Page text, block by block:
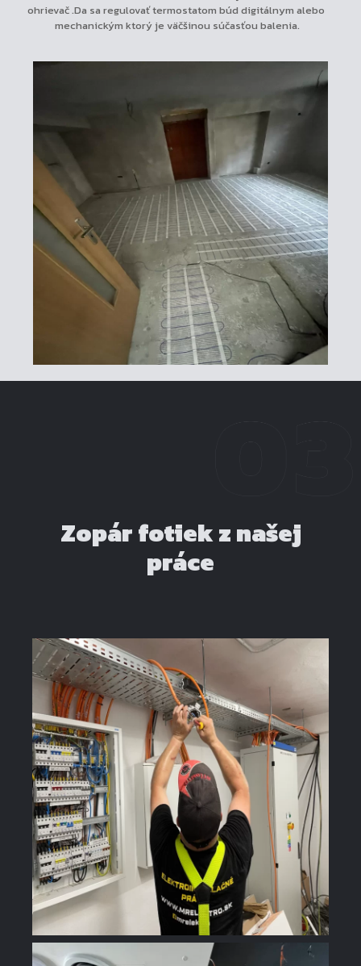
ohrievač .Da sa regulovať termostatom búd digitálnym alebo
mechanickým ktorý je väčšinou súčasťou balenia.
Zopár fotiek z našej
práce